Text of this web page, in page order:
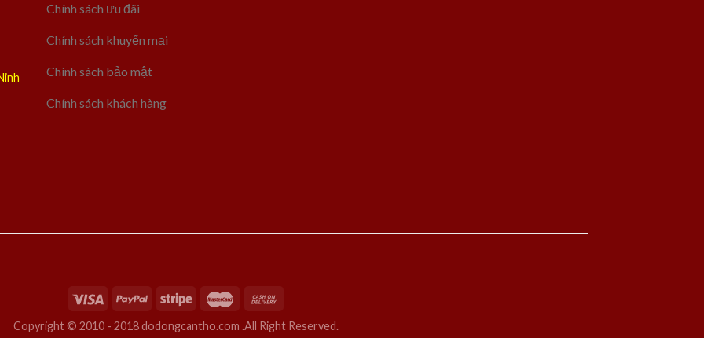
Chính sách ưu đãi
Chính sách khuyến mại
Chính sách bảo mật
Chính sách khách hàng
Copyright © 2010 - 2018 dodongcantho.com .All Right Reserved.